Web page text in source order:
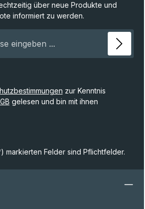
über neue Produkte und
informiert zu werden.
zur Kenntnis
gelesen und bin mit ihnen
markierten Felder sind Pflichtfelder.